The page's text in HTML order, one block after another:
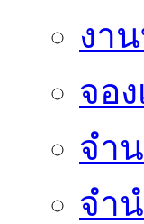
งา
จอ
จำ
จำ